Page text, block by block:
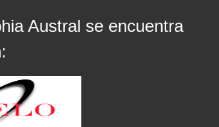
Austral se encuentra